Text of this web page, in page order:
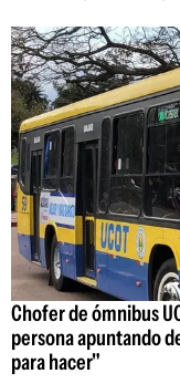
Chofer de ómnibus
persona apuntando
para hacer"